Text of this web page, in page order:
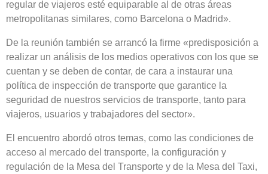
regular de viajeros esté equiparable al de otras áreas
metropolitanas similares, como Barcelona o Madrid».
De la reunión también se arrancó la firme «predisposición a
realizar un análisis de los medios operativos con los que se
cuentan y se deben de contar, de cara a instaurar una
política de inspección de transporte que garantice la
seguridad de nuestros servicios de transporte, tanto para
viajeros, usuarios y trabajadores del sector».
El encuentro abordó otros temas, como las condiciones de
acceso al mercado del transporte, la configuración y
regulación de la Mesa del Transporte y de la Mesa del Taxi,